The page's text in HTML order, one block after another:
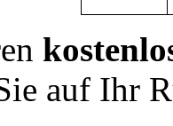
auf Ihr